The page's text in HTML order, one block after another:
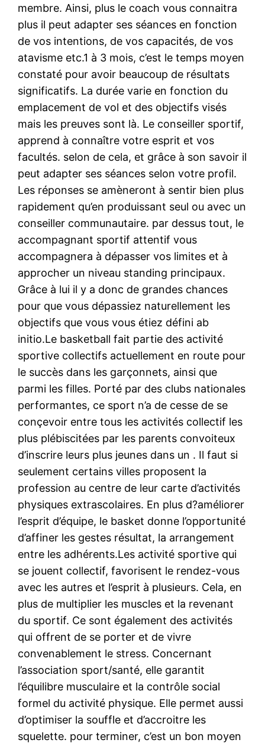
membre. Ainsi, plus le coach vous connaitra
plus il peut adapter ses séances en fonction
de vos intentions, de vos capacités, de vos
atavisme etc.1 à 3 mois, c’est le temps moyen
constaté pour avoir beaucoup de résultats
significatifs. La durée varie en fonction du
emplacement de vol et des objectifs visés
mais les preuves sont là. Le conseiller sportif,
apprend à connaître votre esprit et vos
facultés. selon de cela, et grâce à son savoir il
peut adapter ses séances selon votre profil.
Les réponses se amèneront à sentir bien plus
rapidement qu’en produissant seul ou avec un
conseiller communautaire. par dessus tout, le
accompagnant sportif attentif vous
accompagnera à dépasser vos limites et à
approcher un niveau standing principaux.
Grâce à lui il y a donc de grandes chances
pour que vous dépassiez naturellement les
objectifs que vous vous étiez défini ab
initio.Le basketball fait partie des activité
sportive collectifs actuellement en route pour
le succès dans les garçonnets, ainsi que
parmi les filles. Porté par des clubs nationales
performantes, ce sport n’a de cesse de se
conçevoir entre tous les activités collectif les
plus plébiscitées par les parents convoiteux
d’inscrire leurs plus jeunes dans un . Il faut si
seulement certains villes proposent la
profession au centre de leur carte d’activités
physiques extrascolaires. En plus d?améliorer
l’esprit d’équipe, le basket donne l’opportunité
d’affiner les gestes résultat, la arrangement
entre les adhérents.Les activité sportive qui
se jouent collectif, favorisent le rendez-vous
avec les autres et l’esprit à plusieurs. Cela, en
plus de multiplier les muscles et la revenant
du sportif. Ce sont également des activités
qui offrent de se porter et de vivre
convenablement le stress. Concernant
l’association sport/santé, elle garantit
l’équilibre musculaire et la contrôle social
formel du activité physique. Elle permet aussi
d’optimiser la souffle et d’accroitre les
squelette. pour terminer, c’est un bon moyen